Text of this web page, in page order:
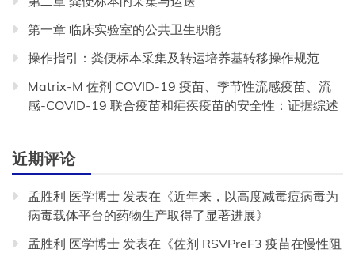
第一章 临床实验室的公共卫生职能
操作指引：粪便标本采集及转运培养基转移操作规范
Matrix-M 佐剂 COVID-19 疫苗、季节性流感疫苗、流
感-COVID-19 联合疫苗和疟疾疫苗的安全性：证据综述
近期评论
孟胜利 医学博士 发表在《近年来，以高度减毒痘病毒为
病毒载体平台的药物生产取得了显著进展》
孟胜利 医学博士 发表在《佐剂 RSVPreF3 疫苗在慢性阻